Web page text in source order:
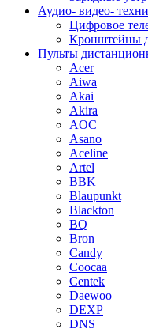
Аудио- видео-
Цифровое
Кронштейны
Пульты
Acer
Aiwa
Akai
Akira
AOC
Asano
Aceline
Artel
BBK
Blaupunkt
Blackton
BQ
Bron
Candy
Coocaa
Centek
Daewoo
DEXP
DNS